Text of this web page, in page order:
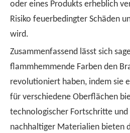
oder eines Produkts erheblich
Risiko feuerbedingter Schäden
wird.
Zusammenfassend lässt sich
flammhemmende Farben den
revolutioniert haben, indem sie
für verschiedene Oberflächen
technologischer Fortschritte und
nachhaltiger Materialien bieten